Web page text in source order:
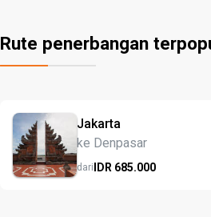
Rute penerbangan
Jakarta
ke Denpasar
dariIDR 685.000